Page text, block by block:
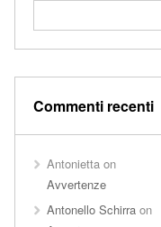
Commenti recenti
Antoniettaon
Avvertenze
Antonello Schirraon